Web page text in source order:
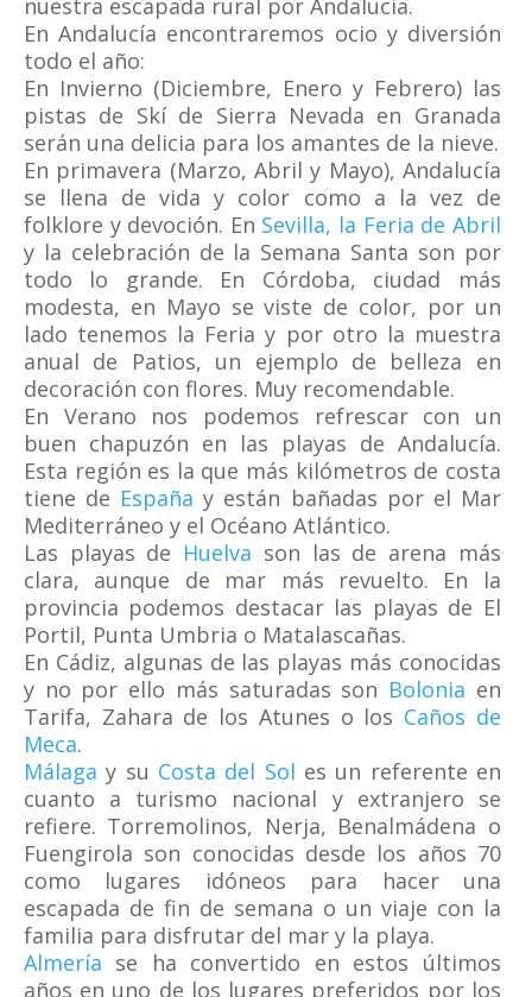
nuestra escapada rural por Andalucía.
En Andalucía encontraremos ocio y diversión
todo el año:
En Invierno (Diciembre, Enero y Febrero) las
pistas de Skí de Sierra Nevada en Granada
serán una delicia para los amantes de la nieve.
En primavera (Marzo, Abril y Mayo), Andalucía
se llena de vida y color como a la vez de
folklore y devoción. En Sevilla, la Feria de Abril
y la celebración de la Semana Santa son por
todo lo grande. En Córdoba, ciudad más
modesta, en Mayo se viste de color, por un
lado tenemos la Feria y por otro la muestra
anual de Patios, un ejemplo de belleza en
decoración con flores. Muy recomendable.
En Verano nos podemos refrescar con un
buen chapuzón en las playas de Andalucía.
Esta región es la que más kilómetros de costa
tiene de España y están bañadas por el Mar
Mediterráneo y el Océano Atlántico.
Las playas de Huelva son las de arena más
clara, aunque de mar más revuelto. En la
provincia podemos destacar las playas de El
Portil, Punta Umbria o Matalascañas.
En Cádiz, algunas de las playas más conocidas
y no por ello más saturadas son Bolonia en
Tarifa, Zahara de los Atunes o los Caños de
Meca.
Málaga y su Costa del Sol es un referente en
cuanto a turismo nacional y extranjero se
refiere. Torremolinos, Nerja, Benalmádena o
Fuengirola son conocidas desde los años 70
como lugares idóneos para hacer una
escapada de fin de semana o un viaje con la
familia para disfrutar del mar y la playa.
Almería se ha convertido en estos últimos
años en uno de los lugares preferidos por los